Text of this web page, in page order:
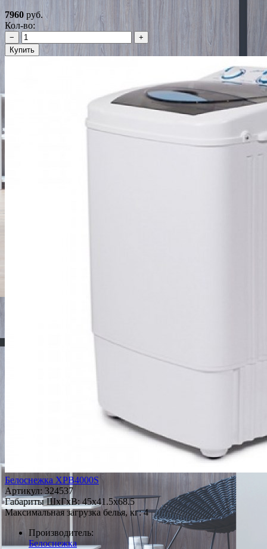
7960 руб.
Кол-во:
−
+
Купить
Белоснежка XPB4000S
Артикул: 324537
Габариты ШxГxВ: 45x41.5x68.5
Максимальная загрузка белья, кг: 4
Производитель:
Белоснежка